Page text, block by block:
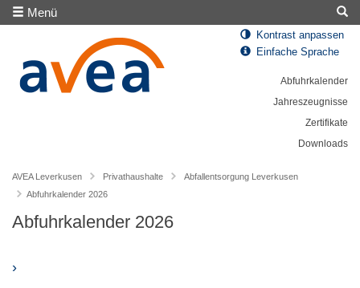
Menü
Kontrast anpassen
Einfache Sprache
Abfuhrkalender
Jahreszeugnisse
Zertifikate
Downloads
AVEA Leverkusen Privathaushalte
Abfallentsorgung Leverkusen
Abfuhrkalender 2026
Abfuhrkalender 2026
›